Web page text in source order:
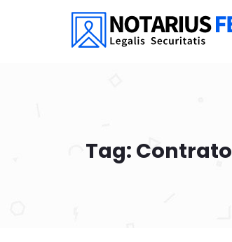
Tag: Contrato